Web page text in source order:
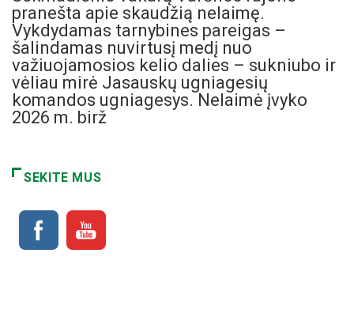
pranešta apie skaudžią nelaimę.
Vykdydamas tarnybines pareigas –
šalindamas nuvirtusį medį nuo
važiuojamosios kelio dalies – sukniubo ir
vėliau mirė Jasauskų ugniagesių
komandos ugniagesys. Nelaimė įvyko
2026 m. birž
SEKITE MUS